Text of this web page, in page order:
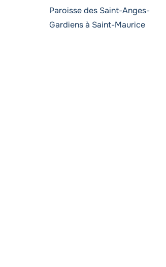
Paroisse des Saint-Anges-
Gardiens à Saint-Maurice